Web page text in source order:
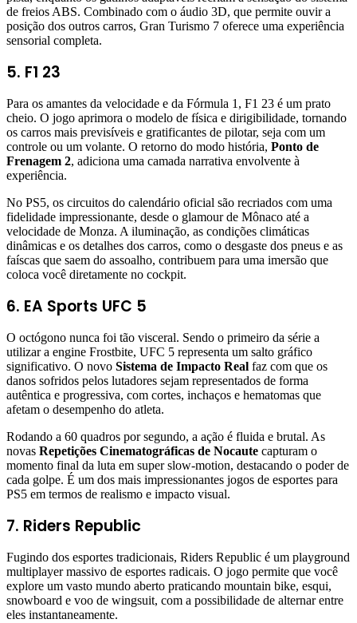
de freios ABS. Combinado com o áudio 3D, que permite ouvir a
posição dos outros carros, Gran Turismo 7 oferece uma experiência
sensorial completa.
5. F1 23
Para os amantes da velocidade e da Fórmula 1, F1 23 é um prato
cheio. O jogo aprimora o modelo de física e dirigibilidade, tornando
os carros mais previsíveis e gratificantes de pilotar, seja com um
controle ou um volante. O retorno do modo história, Ponto de
Frenagem 2, adiciona uma camada narrativa envolvente à
experiência.
No PS5, os circuitos do calendário oficial são recriados com uma
fidelidade impressionante, desde o glamour de Mônaco até a
velocidade de Monza. A iluminação, as condições climáticas
dinâmicas e os detalhes dos carros, como o desgaste dos pneus e as
faíscas que saem do assoalho, contribuem para uma imersão que
coloca você diretamente no cockpit.
6. EA Sports UFC 5
O octógono nunca foi tão visceral. Sendo o primeiro da série a
utilizar a engine Frostbite, UFC 5 representa um salto gráfico
significativo. O novo Sistema de Impacto Real faz com que os
danos sofridos pelos lutadores sejam representados de forma
autêntica e progressiva, com cortes, inchaços e hematomas que
afetam o desempenho do atleta.
Rodando a 60 quadros por segundo, a ação é fluida e brutal. As
novas Repetições Cinematográficas de Nocaute capturam o
momento final da luta em super slow-motion, destacando o poder de
cada golpe. É um dos mais impressionantes jogos de esportes para
PS5 em termos de realismo e impacto visual.
7. Riders Republic
Fugindo dos esportes tradicionais, Riders Republic é um playground
multiplayer massivo de esportes radicais. O jogo permite que você
explore um vasto mundo aberto praticando mountain bike, esqui,
snowboard e voo de wingsuit, com a possibilidade de alternar entre
eles instantaneamente.